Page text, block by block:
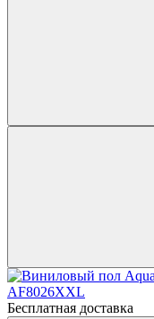
Бесплатная доставка